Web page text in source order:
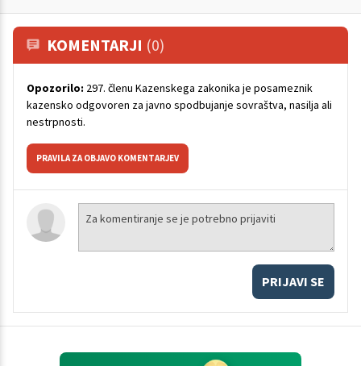
KOMENTARJI (0)
Opozorilo: 297. členu Kazenskega zakonika je posameznik
kazensko odgovoren za javno spodbujanje sovraštva, nasilja ali
nestrpnosti.
PRAVILA ZA OBJAVO KOMENTARJEV
PRIJAVI SE